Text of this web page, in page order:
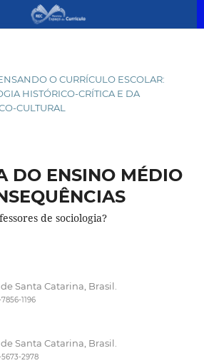
O CURRÍCULO ESCOLAR:
HISTÓRICO-CRÍTICA E DA
CULTURAL
DO ENSINO MÉDIO
de sociologia?
Santa Catarina, Brasil.
1196
Santa Catarina, Brasil.
2978